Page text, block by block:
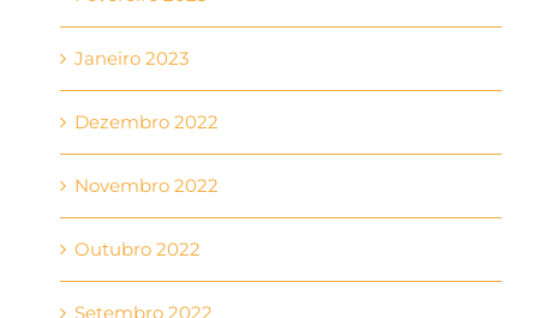
Janeiro 2023
Dezembro 2022
Novembro 2022
Outubro 2022
Setembro 2022